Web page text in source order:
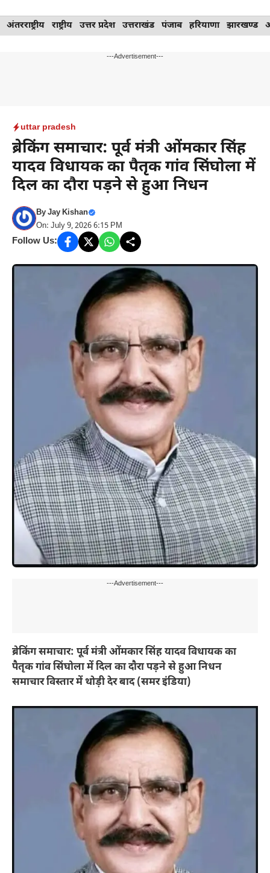
Skip
to
अंतरराष्ट्रीय राष्ट्रीय उत्तर प्रदेश उत्तराखंड पंजाब हरियाणा झारखण्ड
---Advertisement---
uttar pradesh
ब्रेकिंग समाचार: पूर्व मंत्री ओंमकार सिंह
यादव विधायक का पैतृक गांव सिंघोला में
दिल का दौरा पड़ने से हुआ निधन
ByJay Kishan
On: July 9, 2026 6:15 PM
Follow Us:
---Advertisement---
ब्रेकिंग समाचार: पूर्व मंत्री ओंमकार सिंह यादव विधायक का
पैतृक गांव सिंघोला में दिल का दौरा पड़ने से हुआ निधन
समाचार विस्तार में थोड़ी देर बाद (समर इंडिया)